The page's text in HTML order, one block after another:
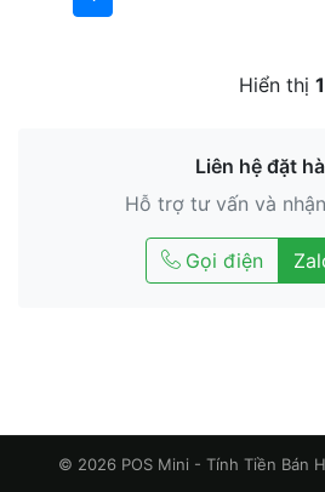
Hiển thị
Liên hệ đặt
Hỗ trợ tư vấn và
Gọi điện
© 2026 POS Mini - Tính Tiền Bán